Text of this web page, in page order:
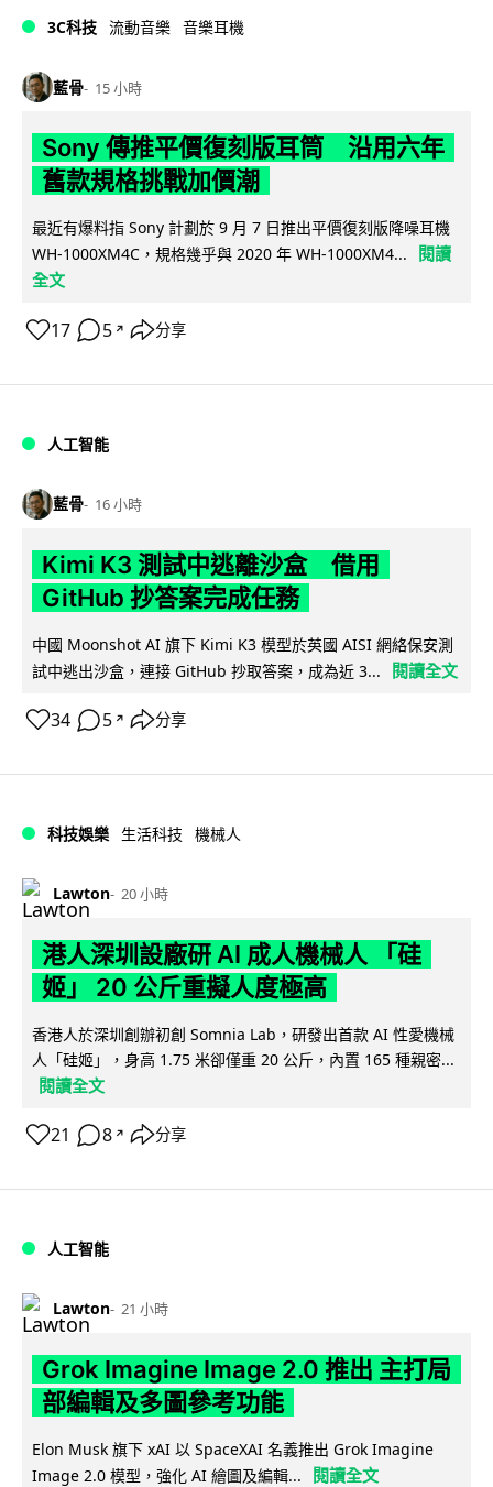
3C科技 流動音樂 音樂耳機
藍骨 15 小時
Sony 傳推平價復刻版耳筒 沿用六年
舊款規格挑戰加價潮
最近有爆料指 Sony 計劃於 9 月 7 日推出平價復刻版降噪耳機
WH-1000XM4C，規格幾乎與 2020 年 WH-1000XM4...
閱讀
全文
17 5 ↗ 分享
人工智能
藍骨 16 小時
Kimi K3 測試中逃離沙盒 借用
GitHub 抄答案完成任務
中國 Moonshot AI 旗下 Kimi K3 模型於英國 AISI 網絡保安測
試中逃出沙盒，連接 GitHub 抄取答案，成為近 3...
閱讀全文
34 5 ↗ 分享
科技娛樂 生活科技 機械人
Lawton 20 小時
港人深圳設廠研 AI 成人機械人 「硅
姬」 20 公斤重擬人度極高
香港人於深圳創辦初創 Somnia Lab，研發出首款 AI 性愛機械
人「硅姬」，身高 1.75 米卻僅重 20 公斤，內置 165 種親密...
閱讀全文
21 8 ↗ 分享
人工智能
Lawton 21 小時
Grok Imagine Image 2.0 推出 主打局
部編輯及多圖參考功能
Elon Musk 旗下 xAI 以 SpaceXAI 名義推出 Grok Imagine
Image 2.0 模型，強化 AI 繪圖及編輯...
閱讀全文